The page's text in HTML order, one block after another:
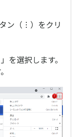
ン（︙）をクリ
を選択します。